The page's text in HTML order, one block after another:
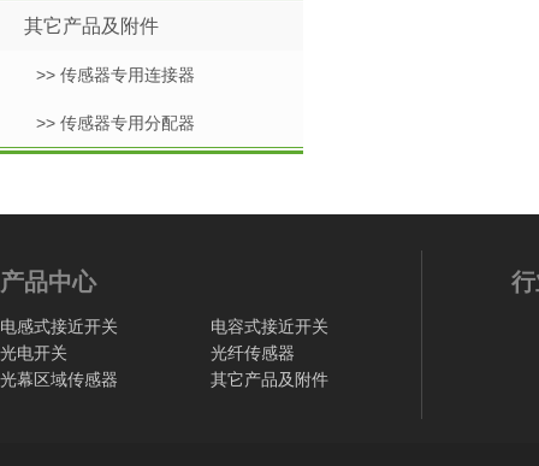
其它产品及附件
>> 传感器专用连接器
>> 传感器专用分配器
产品中心
电感式接近开关
电容式接近开关
光电开关
光纤传感器
光幕区域传感器
其它产品及附件